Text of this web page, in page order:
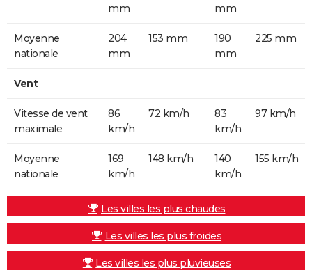
mm
mm
Moyenne
nationale
204
mm
153 mm
190
mm
225 mm
Vent
Vitesse de vent
maximale
86
km/h
72 km/h
83
km/h
97 km/h
Moyenne
nationale
169
km/h
148 km/h
140
km/h
155 km/h
Les villes les plus chaudes
Les villes les plus froides
Les villes les plus pluvieuses